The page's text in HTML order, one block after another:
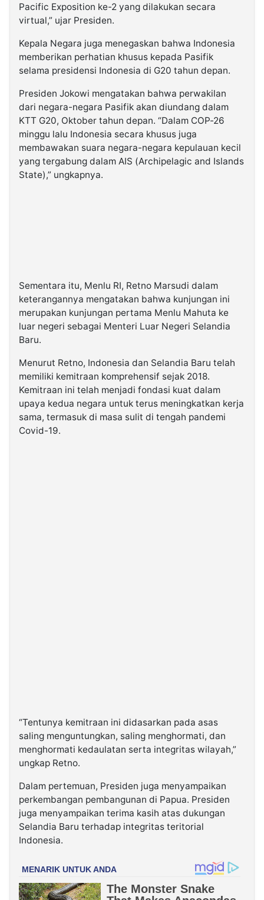
Pacific Exposition ke-2 yang dilakukan secara
virtual,” ujar Presiden.
Kepala Negara juga menegaskan bahwa Indonesia
memberikan perhatian khusus kepada Pasifik
selama presidensi Indonesia di G20 tahun depan.
Presiden Jokowi mengatakan bahwa perwakilan
dari negara-negara Pasifik akan diundang dalam
KTT G20, Oktober tahun depan. “Dalam COP-26
minggu lalu Indonesia secara khusus juga
membawakan suara negara-negara kepulauan kecil
yang tergabung dalam AIS (Archipelagic and Islands
State),” ungkapnya.
Sementara itu, Menlu RI, Retno Marsudi dalam
keterangannya mengatakan bahwa kunjungan ini
merupakan kunjungan pertama Menlu Mahuta ke
luar negeri sebagai Menteri Luar Negeri Selandia
Baru.
Menurut Retno, Indonesia dan Selandia Baru telah
memiliki kemitraan komprehensif sejak 2018.
Kemitraan ini telah menjadi fondasi kuat dalam
upaya kedua negara untuk terus meningkatkan kerja
sama, termasuk di masa sulit di tengah pandemi
Covid-19.
“Tentunya kemitraan ini didasarkan pada asas
saling menguntungkan, saling menghormati, dan
menghormati kedaulatan serta integritas wilayah,”
ungkap Retno.
Dalam pertemuan, Presiden juga menyampaikan
perkembangan pembangunan di Papua. Presiden
juga menyampaikan terima kasih atas dukungan
Selandia Baru terhadap integritas teritorial
Indonesia.